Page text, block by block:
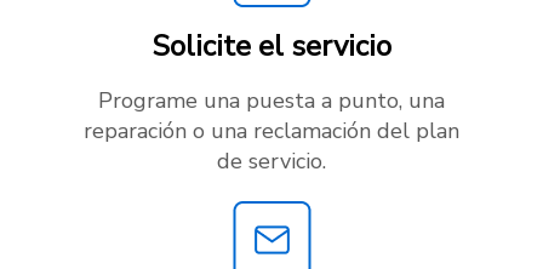
Solicite el servicio
Programe una puesta a punto, una
reparación o una reclamación del plan
de servicio.